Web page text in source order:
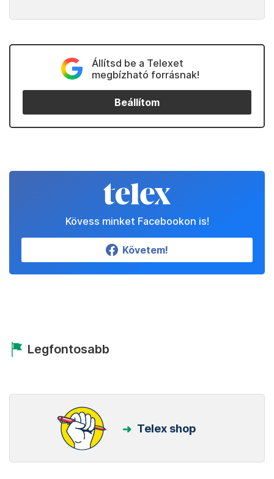
Állítsd be a Telexet
megbízható forrásnak!
Beállítom
Kövess minket Facebookon is!
Követem!
Legfontosabb
Telex shop